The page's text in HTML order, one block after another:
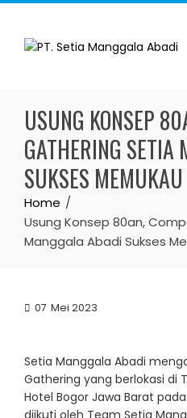
Skip
content
USUNG KONSEP
GATHERING SETIA
SUKSES
Home
Usung Konsep 80an,
Manggala Abadi Sukses
07 Mei 2023
Setia Manggala Abadi
Gathering yang berlokasi di
Hotel Bogor Jawa Barat